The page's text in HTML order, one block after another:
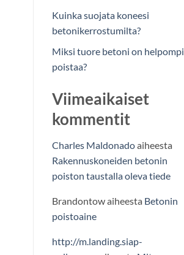
Kuinka suojata koneesi
betonikerrostumilta?
Miksi tuore betoni on helpompi
poistaa?
Viimeaikaiset
kommentit
Charles Maldonadoaiheesta
Rakennuskoneiden betonin
poiston taustalla oleva tiede
Brandontowaiheesta Betonin
poistoaine
http://m.landing.siap-